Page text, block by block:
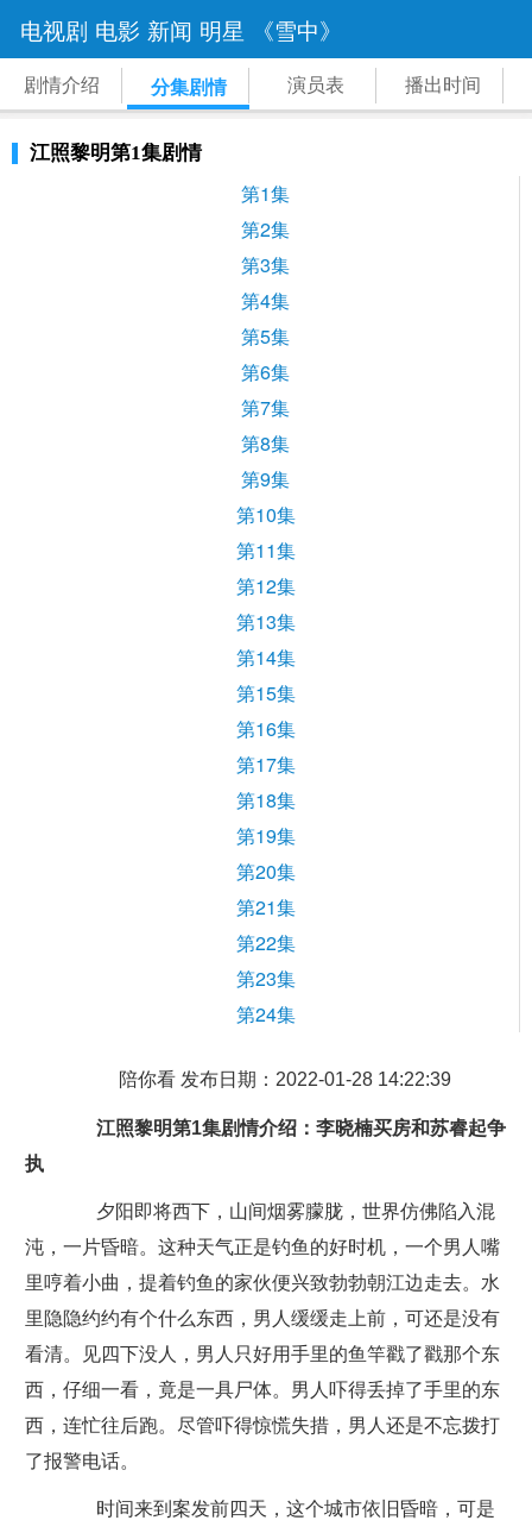
电视剧 电影 新闻 明星 《雪中》
剧情介绍 分集剧情 演员表 播出时间
江照黎明第1集剧情
第1集
第2集
第3集
第4集
第5集
第6集
第7集
第8集
第9集
第10集
第11集
第12集
第13集
第14集
第15集
第16集
第17集
第18集
第19集
第20集
第21集
第22集
第23集
第24集
陪你看 发布日期：2022-01-28 14:22:39
江照黎明第1集剧情介绍：李晓楠买房和苏睿起争
执
夕阳即将西下，山间烟雾朦胧，世界仿佛陷入混
沌，一片昏暗。这种天气正是钓鱼的好时机，一个男人嘴
里哼着小曲，提着钓鱼的家伙便兴致勃勃朝江边走去。水
里隐隐约约有个什么东西，男人缓缓走上前，可还是没有
看清。见四下没人，男人只好用手里的鱼竿戳了戳那个东
西，仔细一看，竟是一具尸体。男人吓得丢掉了手里的东
西，连忙往后跑。尽管吓得惊慌失措，男人还是不忘拨打
了报警电话。
时间来到案发前四天，这个城市依旧昏暗，可是